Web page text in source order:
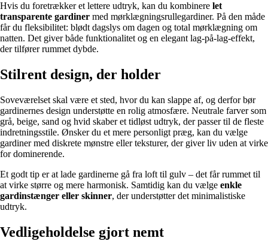
Hvis du foretrækker et lettere udtryk, kan du kombinere let
transparente gardiner med mørklægningsrullegardiner. På den måde
får du fleksibilitet: blødt dagslys om dagen og total mørklægning om
natten. Det giver både funktionalitet og en elegant lag-på-lag-effekt,
der tilfører rummet dybde.
Stilrent design, der holder
Soveværelset skal være et sted, hvor du kan slappe af, og derfor bør
gardinernes design understøtte en rolig atmosfære. Neutrale farver som
grå, beige, sand og hvid skaber et tidløst udtryk, der passer til de fleste
indretningsstile. Ønsker du et mere personligt præg, kan du vælge
gardiner med diskrete mønstre eller teksturer, der giver liv uden at virke
for dominerende.
Et godt tip er at lade gardinerne gå fra loft til gulv – det får rummet til
at virke større og mere harmonisk. Samtidig kan du vælge enkle
gardinstænger eller skinner, der understøtter det minimalistiske
udtryk.
Vedligeholdelse gjort nemt